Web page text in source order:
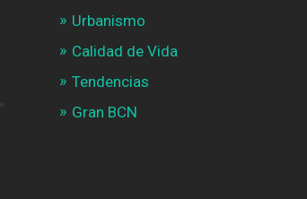
Urbanismo
Calidad de Vida
Tendencias
Gran BCN